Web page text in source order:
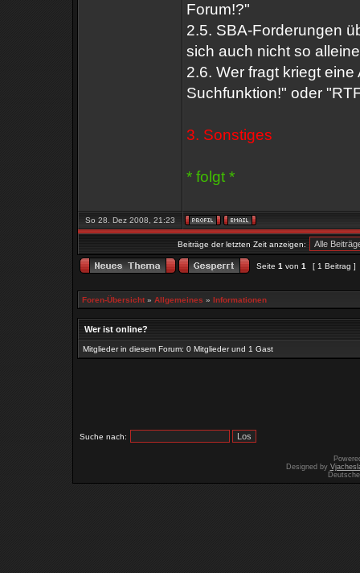
Forum!?"
2.5. SBA-Forderungen
sich auch nicht so
2.6. Wer fragt kriegt
Suchfunktion!" oder
3. Sonstiges
* folgt *
So 28. Dez 2008, 21:23
Beiträge der letzten Zeit anzeigen:
Seite 1 von 1 [ 1 Beitrag ]
Foren-Übersicht » Allgemeines » Informationen
Wer ist online?
Mitglieder in diesem Forum: 0 Mitglieder und 1 Gast
Suche nach:
Designed by